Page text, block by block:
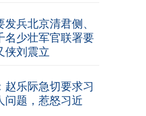
兵北京清君侧、
名少壮军官联署要
侠刘震立
赵乐际急切要求习
问题，惹怒习近